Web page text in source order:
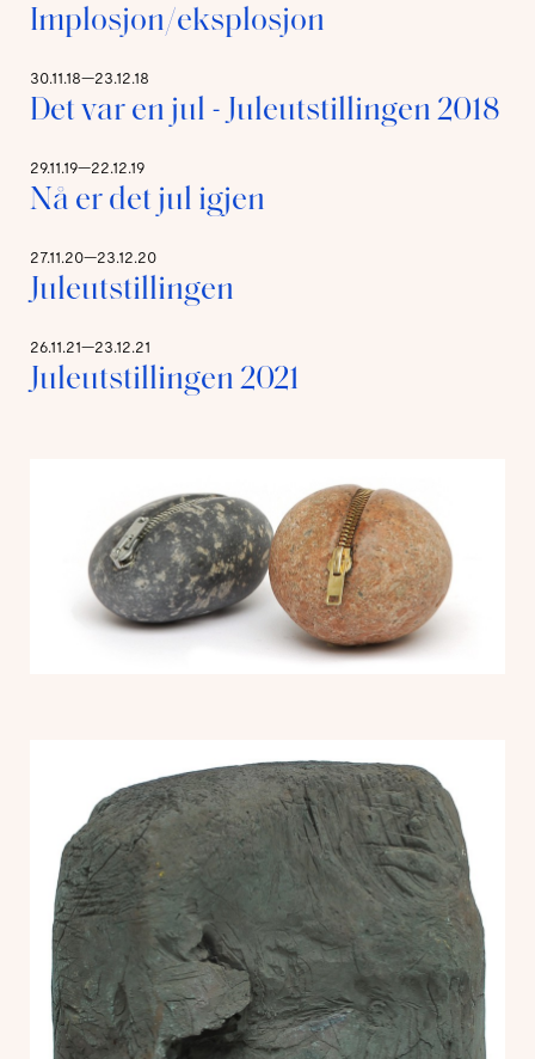
Implosjon/eksplosjon
30.11.18—23.12.18
Det var en jul - Juleutstillingen 2018
29.11.19—22.12.19
Nå er det jul igjen
27.11.20—23.12.20
Juleutstillingen
26.11.21—23.12.21
Juleutstillingen 2021